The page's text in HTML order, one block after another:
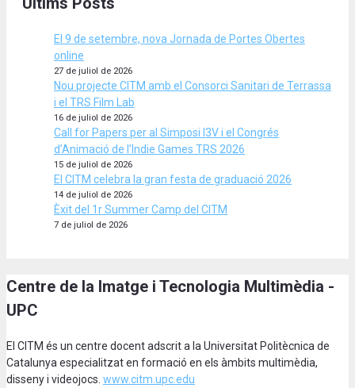
El 9 de setembre, nova Jornada de Portes Obertes
online
27 de juliol de 2026
Nou projecte CITM amb el Consorci Sanitari de Terrassa
i el TRS Film Lab
16 de juliol de 2026
Call for Papers per al Simposi I3V i el Congrés
d’Animació de l’Indie Games TRS 2026
15 de juliol de 2026
El CITM celebra la gran festa de graduació 2026
14 de juliol de 2026
Èxit del 1r Summer Camp del CITM
7 de juliol de 2026
Centre de la Imatge i Tecnologia Multimèdia -
UPC
El CITM és un centre docent adscrit a la Universitat Politècnica de
Catalunya especialitzat en formació en els àmbits multimèdia,
disseny i videojocs. www.citm.upc.edu